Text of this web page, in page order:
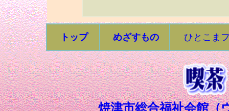
トップ めざすもの ひとこま
焼津市総合福祉会館（